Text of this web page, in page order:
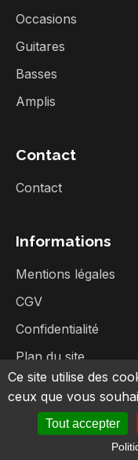
Occasions
Guitares
Basses
Amplis
Contact
Contact
Informations
Mentions légales
CGV
Confidentialité
Plan du site
©2026Broc
Ce site utilise des
ceux que vous
Tout accepter